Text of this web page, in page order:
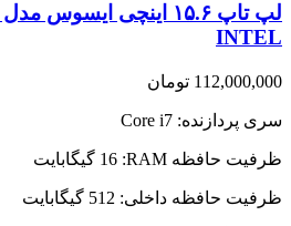
INTEL
112,000,000 تومان
سری پردازنده:
ظرفیت حافظه RAM:
ظرفیت حافظه داخلی: